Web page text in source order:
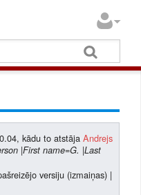
kādu to atstājaAndrejs
|First name=G. |Last
versiju (izmaiņas) |